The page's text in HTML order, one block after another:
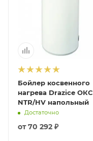
Бойлер косвенного
нагрева Drazice ОКC
NTR/HV напольный
Достаточно
от70 292 ₽